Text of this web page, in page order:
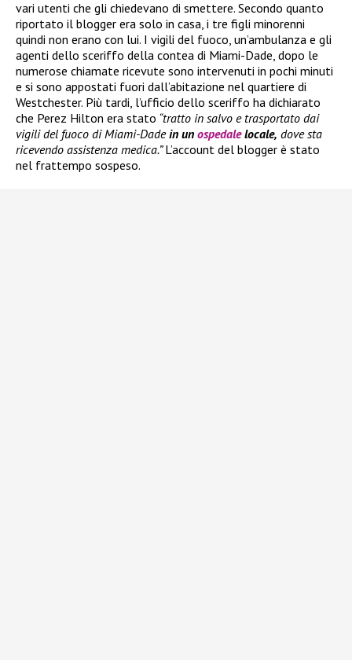
vari utenti che gli chiedevano di smettere. Secondo quanto
riportato il blogger era solo in casa, i tre figli minorenni
quindi non erano con lui. I vigili del fuoco, un’ambulanza e gli
agenti dello sceriffo della contea di Miami-Dade, dopo le
numerose chiamate ricevute sono intervenuti in pochi minuti
e si sono appostati fuori dall’abitazione nel quartiere di
Westchester. Più tardi, l’ufficio dello sceriffo ha dichiarato
che Perez Hilton era stato “tratto in salvo e trasportato dai
vigili del fuoco di Miami-Dadein un ospedalelocale, dove sta
ricevendo assistenza medica.”L’account del blogger è stato
nel frattempo sospeso.